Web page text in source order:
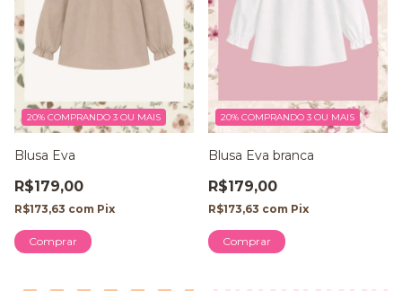
20% COMPRANDO 3 OU MAIS
Blusa Eva
R$179,00
R$173,63 com Pix
Comprar
20% COMPRANDO 3 OU MAIS
Blusa Eva branca
R$179,00
R$173,63 com Pix
Comprar